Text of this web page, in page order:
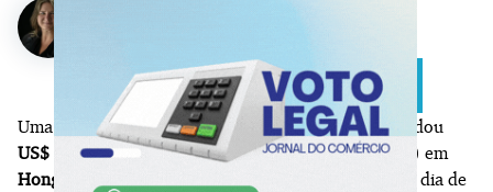
Uma empresa fundada no início de 2021, que arrecadou
US$ 690 milhões em seu IPO (Initial Public Offering) em
Hong Kong
, viu suas ações subirem 55% no primeiro dia de